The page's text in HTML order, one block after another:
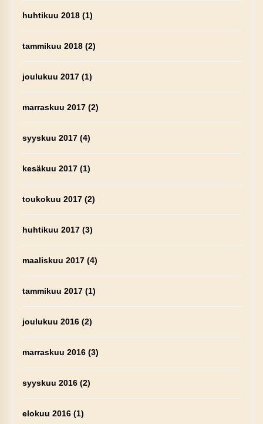
huhtikuu 2018(1)
tammikuu 2018(2)
joulukuu 2017(1)
marraskuu 2017(2)
syyskuu 2017(4)
kesäkuu 2017(1)
toukokuu 2017(2)
huhtikuu 2017(3)
maaliskuu 2017(4)
tammikuu 2017(1)
joulukuu 2016(2)
marraskuu 2016(3)
syyskuu 2016(2)
elokuu 2016(1)